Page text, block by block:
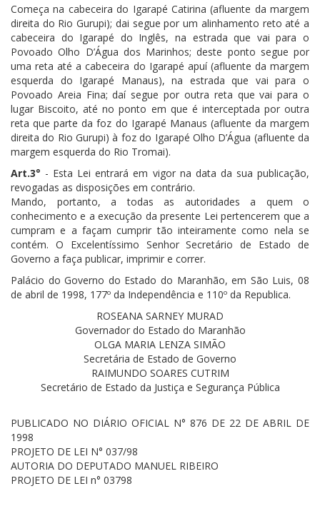
Começa na cabeceira do Igarapé Catirina (afluente da margem
direita do Rio Gurupi); dai segue por um alinhamento reto até a
cabeceira do Igarapé do Inglês, na estrada que vai para o
Povoado Olho D’Água dos Marinhos; deste ponto segue por
uma reta até a cabeceira do Igarapé apuí (afluente da margem
esquerda do Igarapé Manaus), na estrada que vai para o
Povoado Areia Fina; daí segue por outra reta que vai para o
lugar Biscoito, até no ponto em que é interceptada por outra
reta que parte da foz do Igarapé Manaus (afluente da margem
direita do Rio Gurupi) à foz do Igarapé Olho D’Água (afluente da
margem esquerda do Rio Tromai).
Art.3° - Esta Lei entrará em vigor na data da sua publicação,
revogadas as disposições em contrário.
Mando, portanto, a todas as autoridades a quem o
conhecimento e a execução da presente Lei pertencerem que a
cumpram e a façam cumprir tão inteiramente como nela se
contém. O Excelentíssimo Senhor Secretário de Estado de
Governo a faça publicar, imprimir e correr.
Palácio do Governo do Estado do Maranhão, em São Luis, 08
de abril de 1998, 177º da Independência e 110º da Republica.
ROSEANA SARNEY MURAD
Governador do Estado do Maranhão
OLGA MARIA LENZA SIMÃO
Secretária de Estado de Governo
RAIMUNDO SOARES CUTRIM
Secretário de Estado da Justiça e Segurança Pública
PUBLICADO NO DIÁRIO OFICIAL N° 876 DE 22 DE ABRIL DE
1998
PROJETO DE LEI N° 037/98
AUTORIA DO DEPUTADO MANUEL RIBEIRO
PROJETO DE LEI n° 03798